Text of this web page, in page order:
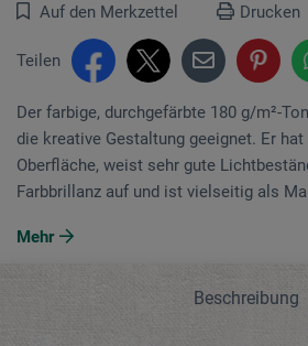
Auf den Merkzettel Drucken
Teilen
Der farbige, durchgefärbte 180 g/m²-
die kreative Gestaltung geeignet. Er
Oberfläche, weist sehr gute
Farbbrillanz auf und ist vielseitig als
Mehr
Beschreibung